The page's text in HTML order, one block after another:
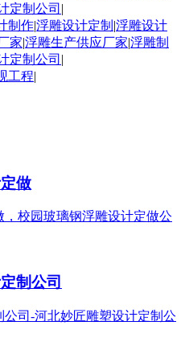
定制公司 |
制作|浮雕设计定制 |浮雕设计
家|浮雕生产供应厂家|浮雕制
定制公司 |
工程|
做
校园玻璃钢浮雕设计定做公
制公司
司-河北妙匠雕塑设计定制公